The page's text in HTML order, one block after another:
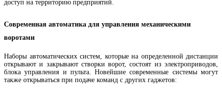
доступ на территорию предприятий.
Современная автоматика для управления механическими
воротами
Наборы автоматических систем, которые на определенной дистанции
открывают и закрывают створки ворот, состоят из электроприводов,
блока управления и пульта. Новейшие современные системы могут
также открываться при подаче команд с других гаджетов: